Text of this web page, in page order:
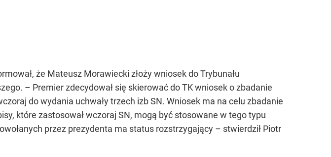
że Mateusz Morawiecki złoży wniosek do Trybunału
– Premier zdecydował się skierować do TK wniosek o zbadanie
do wydania uchwały trzech izb SN. Wniosek ma na celu zbadanie
które zastosował wczoraj SN, mogą być stosowane w tego typu
przez prezydenta ma status rozstrzygający – stwierdził Piotr